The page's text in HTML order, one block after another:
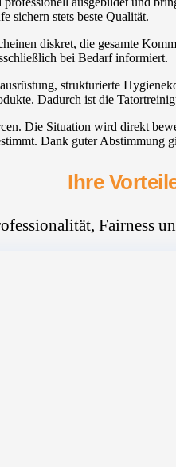
sichern stets beste Qualität.
diskret, die gesamte
bei Bedarf informiert.
strukturierte
Dadurch ist die
Die Situation wird direkt
Dank guter Abstimmung
Ihre
Fairness